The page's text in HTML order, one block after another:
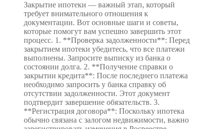
Закрытие ипотеки — важный этап, который
требует внимательного отношения к
документации. Вот основные шаги и советы,
которые помогут вам успешно завершить этот
процесс. 1. **Проверка задолженности**: Перед
закрытием ипотеки убедитесь, что все платежи
выполнены. Запросите выписку из банка о
состоянии долга. 2. **Получение справки о
закрытии кредита**: После последнего платежа
необходимо запросить у банка справку об
отсутствии задолженности. Этот документ
подтвердит завершение обязательств. 3.
**Регистрация договора**: Поскольку ипотека
обычно связана с залогом недвижимости, важно